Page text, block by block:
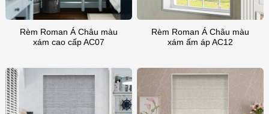
thuật cao nhất. Là một phần trong bảo
hành của bạn, chúng tôi sẽ sửa chữa
hoặc thay thế miễn phí bất kỳ hàng hóa
bị lỗi nào.
Rèm Roman Á Châu màu
xám cao cấp AC07
Rèm Roman Á Châu màu
xám ấm áp AC12